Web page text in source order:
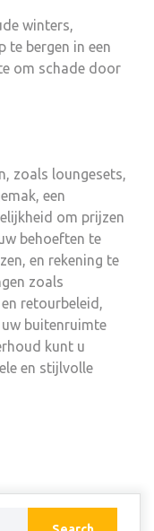
winters,
te bergen in een
om schade door
zoals loungesets,
een
om prijzen
behoeften te
en rekening te
zoals
retourbeleid,
buitenruimte
kunt u
en stijlvolle